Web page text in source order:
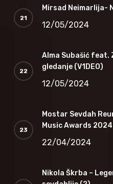
Mirsad Neimarlija-
12/05/2024
Alma Subašić feat.
gledanje (V1DEO)
12/05/2024
Mostar Sevdah
Music Awards 2024
22/04/2024
Nikola Škrba –